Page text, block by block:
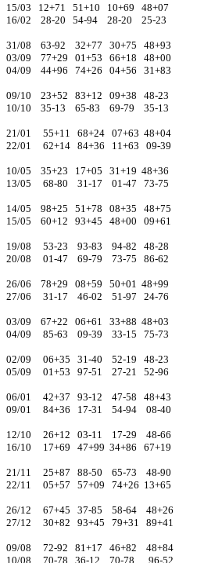
15/03 12+71 51+10 10+69 48+07
16/02 28-20 54-94 28-20 25-23
31/08 63-92 32+77 30+75 48+93
03/09 77+29 01+53 66+18 48+00
04/09 44+96 74+26 04+56 31+83
09/10 23+52 83+12 09+38 48-23
10/10 35-13 65-83 69-79 35-13
21/01 55+11 68+24 07+63 48+04
22/01 62+14 84+36 11+63 09-39
10/05 35+23 17+05 31+19 48+36
13/05 68-80 31-17 01-47 73-75
14/05 98+25 51+78 08+35 48+75
15/05 60+12 93+45 48+00 09+61
19/08 53-23 93-83 94-82 48-28
20/08 01-47 69-79 73-75 86-62
26/06 78+29 08+59 50+01 48+99
27/06 31-17 46-02 51-97 24-76
03/09 67+22 06+61 33+88 48+03
04/09 85-63 09-39 33-15 75-73
02/09 06+35 31-40 52-19 48-23
05/09 01+53 97-51 27-21 52-96
06/01 42+37 93-12 47-58 48+43
09/01 84+36 17-31 54-94 08-40
12/10 26+12 03-11 17-29 48-66
16/10 17+69 47+99 34+86 67+19
21/11 25+87 88-50 65-73 48-90
22/11 05+57 57+09 74+26 13+65
26/12 67+45 37-85 58-64 48+26
27/12 30+82 93+45 79+31 89+41
09/08 72-92 81+17 46+82 48+84
10/08 70-78 36-12 70-78 96-52